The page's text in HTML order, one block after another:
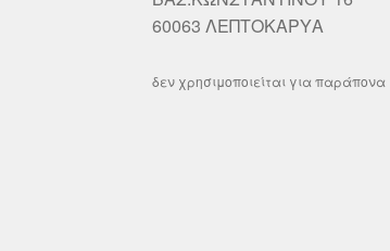
60063 ΛΕΠΤΟΚΑΡΥΑ
δεν χρησιμοποιείται για παράπονα